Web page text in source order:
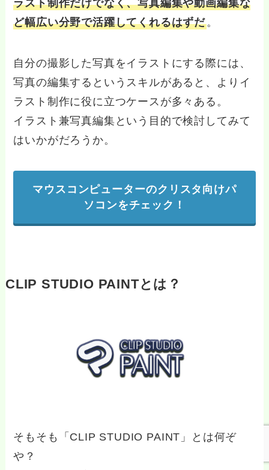
ラスト制作だけでなく、写真編集や動画編集な
ど幅広い分野で活躍してくれるはずだ。
自分の撮影した写真をイラストにする際には、
写真の編集するというスキルがあると、よりイ
ラスト制作に役に立つケースが多々ある。
イラスト兼写真編集という目的で検討してみて
はいかがだろうか。
マウスコンピューターのクリスタ向けパ
ソコンをチェック！
CLIP STUDIO PAINTとは？
そもそも「CLIP STUDIO PAINT」とは何ぞ
や？